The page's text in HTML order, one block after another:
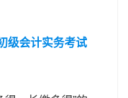
级会计实务考试